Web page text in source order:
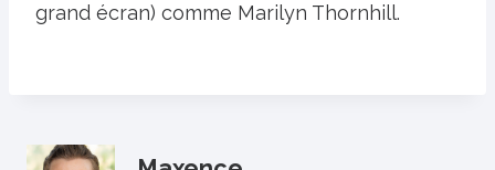
grand écran) comme Marilyn Thornhill.